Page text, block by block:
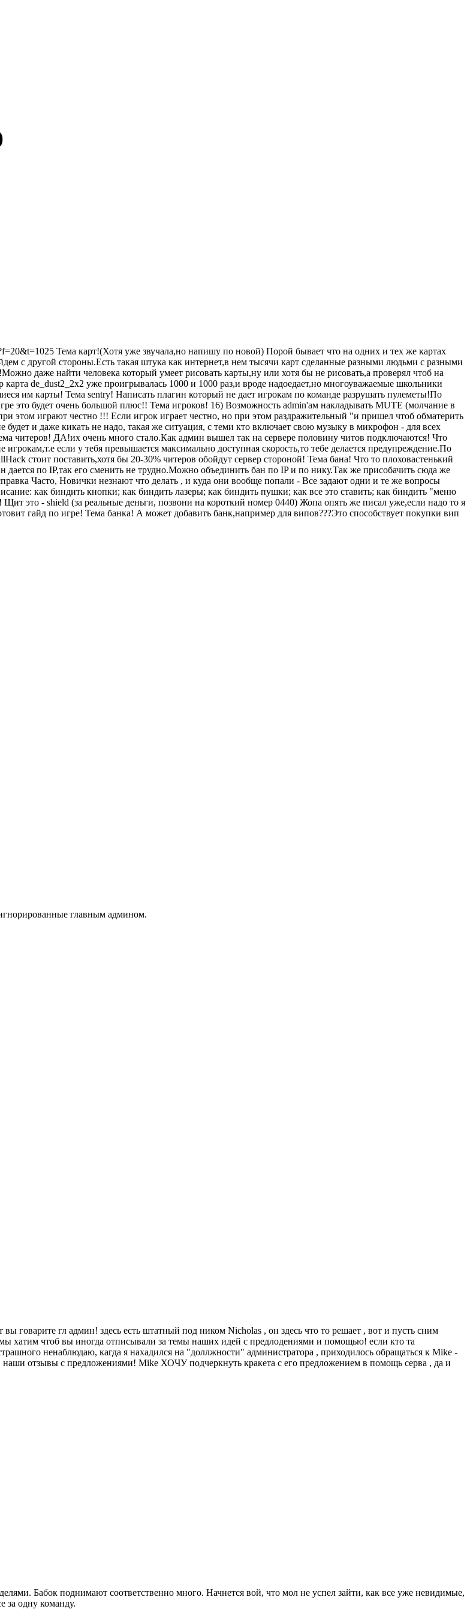
Тема карт!(Хотя уже звучала,но напишу по новой) Порой бывает что на одних и тех же картах
с другой стороны.Есть такая штука как интернет,в нем тысячи карт сделанные разными людьми с разными
даже найти человека который умеет рисовать карты,ну или хотя бы не рисовать,а проверял чтоб на
de_dust2_2x2 уже проигрывалась 1000 и 1000 раз,и вроде надоедает,но многоуважаемые школьники
им карты! Тема sentry! Написать плагин который не дает игрокам по команде разрушать пулеметы!По
это будет очень большой плюс!! Тема игроков! 16) Возможность admin'ам накладывать MUTE (молчание в
этом играют честно !!! Если игрок играет честно, но при этом раздражительный "и пришел чтоб обматерить
и даже кикать не надо, такая же ситуация, с теми кто включает свою музыку в микрофон - для всех
читеров! ДА!их очень много стало.Как админ вышел так на сервере половину читов подключаются! Что
если у тебя превышается максимально доступная скорость,то тебе делается предупреждение.По
стоит поставить,хотя бы 20-30% читеров обойдут сервер стороной! Тема бана! Что то плоховастенький
дается по IP,так его сменить не трудно.Можно объединить бан по IP и по нику.Так же присобачить сюда же
Часто, Новички незнают что делать , и куда они вообще попали - Все задают одни и те же вопросы
как биндить кнопки; как биндить лазеры; как биндить пушки; как все это ставить; как биндить "меню
это - shield (за реальные деньги, позвони на короткий номер 0440) Жопа опять же писал уже,если надо то я
гайд по игре! Тема банка! А может добавить банк,например для випов???Это способствует покупки вип
главным админом.
говарите гл админ! здесь есть штатный под ником Nicholas , он здесь что то решает , вот и пусть сним
хатим чтоб вы иногда отписывали за темы наших идей с предлодениями и помощью! если кто та
ненаблюдаю, кагда я нахадился на "доллжности" администратора , приходилось обращаться к Mike -
отзывы с предложениями! Mike ХОЧУ подчеркнуть кракета с его предложением в помощь серва , да и
Бабок поднимают соответственно много. Начнется вой, что мол не успел зайти, как все уже невидимые,
за одну команду.